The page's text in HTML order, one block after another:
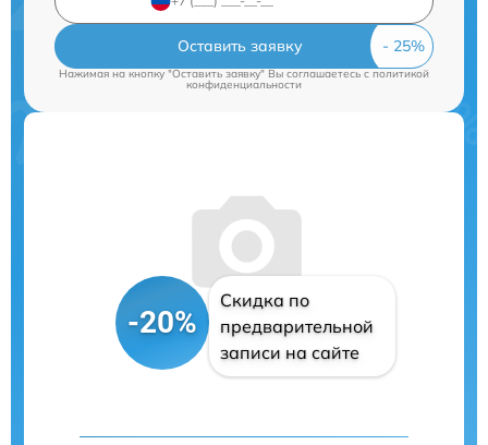
Оставить заявку
Нажимая на кнопку "Оставить заявку" Вы соглашаетесь cполитикой
конфиденциальности
-20%
Скидка по
предварительной
записи на сайте